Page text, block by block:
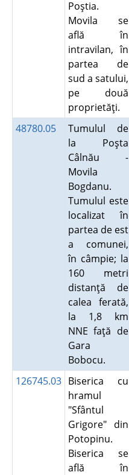
Poştia.
Movila se
află în
intravilan, în
partea de
sud a satului,
pe două
proprietăţi.
48780.05
Tumulul de
la Poşta
Câlnău -
Movila
Bogdanu.
Tumulul este
localizat în
partea de est
a comunei,
în câmpie; la
160 metri
distanţă de
calea ferată,
la 1,8 km
NNE faţă de
Gara
Bobocu.
126745.03 Biserica cu
hramul
"Sfântul
Grigore" din
Potopinu.
Biserica se
află în